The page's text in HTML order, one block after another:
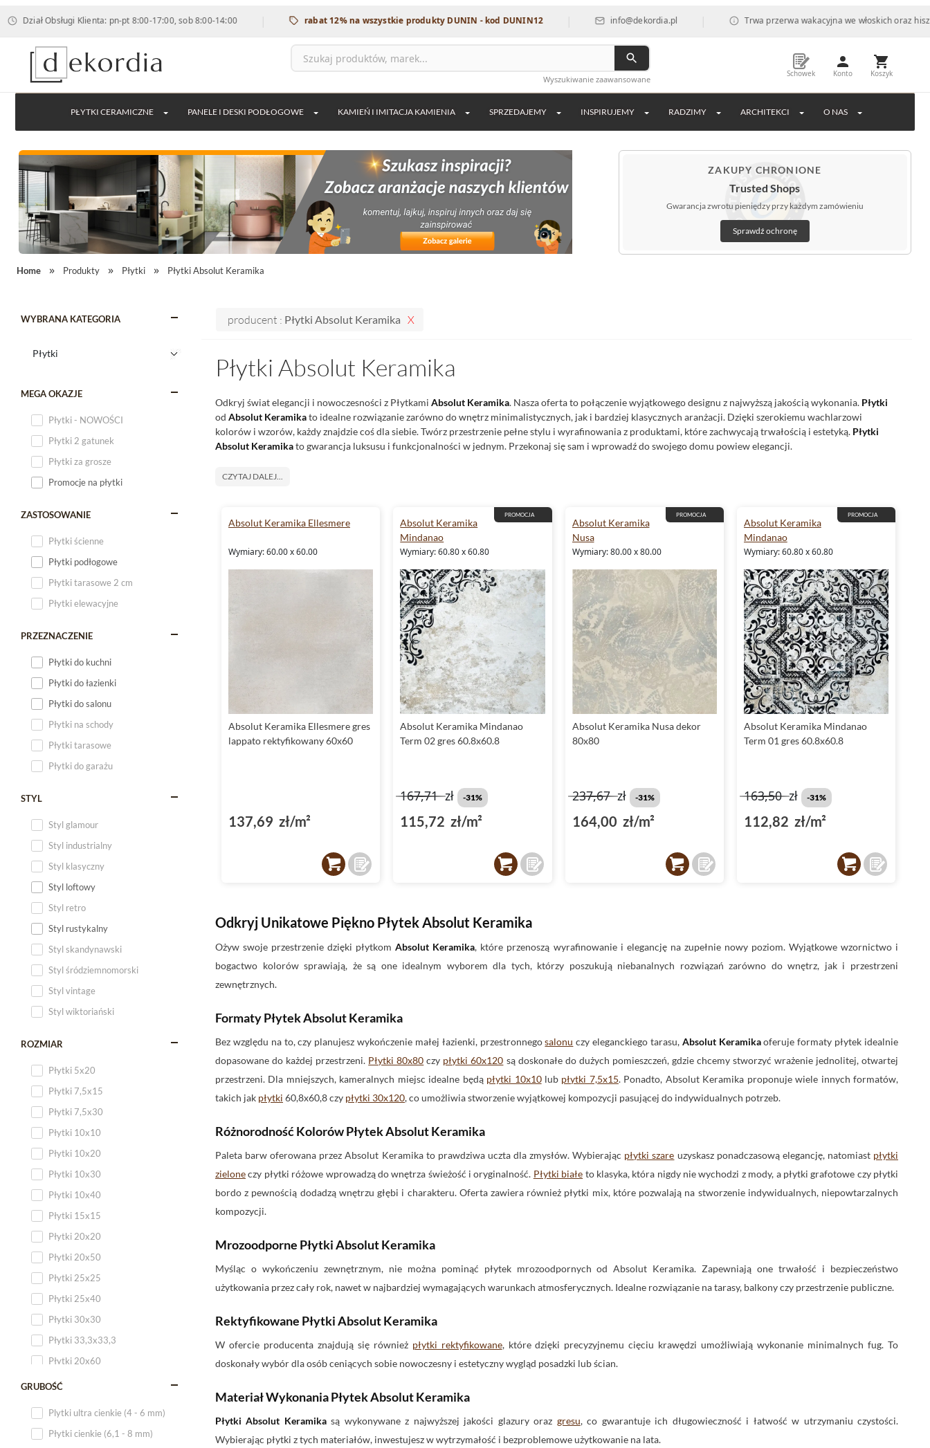
Obsługi Klienta: pn-pt 8:00-17:00, sob 8:00-14:00 | rabat 12% na wszystkie produkty DUNIN - kod DUNIN12 | info@dekordia.pl | Trwa przerwa wakacyjna we włoskich oraz
Wyszukiwanie zaawansowane
Schowek Konto Koszyk
PŁYTKI CERAMICZNE PANELE I DESKI PODŁOGOWE KAMIEŃ I IMITACJA KAMIENIA SPRZEDAJEMY INSPIRUJEMY RADZIMY ARCHITEKCI O NAS
ZAKUPY CHRONIONE
Trusted Shops
Gwarancja zwrotu pieniędzy przy każdym zamówieniu
Sprawdź ochronę
Home Produkty Płytki Płytki Absolut Keramika
WYBRANA KATEGORIA
MEGA OKAZJE
Płytki - NOWOŚCI
Płytki 2 gatunek
Płytki za grosze
Promocje na płytki
ZASTOSOWANIE
Płytki ścienne
Płytki podłogowe
Płytki tarasowe 2 cm
Płytki elewacyjne
PRZEZNACZENIE
Płytki do kuchni
Płytki do łazienki
Płytki do salonu
Płytki na schody
Płytki tarasowe
Płytki do garażu
STYL
Styl glamour
Styl industrialny
Styl klasyczny
Styl loftowy
Styl retro
Styl rustykalny
Styl skandynawski
Styl śródziemnomorski
Styl vintage
Styl wiktoriański
ROZMIAR
Płytki 5x20
Płytki 7,5x15
Płytki 7,5x30
Płytki 10x10
Płytki 10x20
Płytki 10x30
Płytki 10x40
Płytki 15x15
Płytki 20x20
Płytki 20x50
Płytki 25x25
Płytki 25x40
Płytki 30x30
Płytki 33,3x33,3
Płytki 20x60
Płytki 20x120
GRUBOŚĆ
Plytki ultra cienkie (4 - 6 mm)
Płytki cienkie (6,1 - 8 mm)
producent : Płytki Absolut Keramika
Płytki Absolut Keramika
Odkryj świat elegancji i nowoczesności z Płytkami Absolut Keramika. Nasza oferta to połączenie wyjątkowego designu z najwyższą jakością wykonania. Płytki
od Absolut Keramikato idealne rozwiązanie zarówno do wnętrz minimalistycznych, jak i bardziej klasycznych aranżacji. Dzięki szerokiemu wachlarzowi
kolorów i wzorów, każdy znajdzie coś dla siebie. Twórz przestrzenie pełne stylu i wyrafinowania z produktami, które zachwycają trwałością i estetyką. Płytki
Absolut Keramikato gwarancja luksusu i funkcjonalności w jednym. Przekonaj się sam i wprowadź do swojego domu powiew elegancji.
CZYTAJ DALEJ...
Absolut Keramika Ellesmere
Wymiary: 60.00 x 60.00
Absolut Keramika Ellesmere gres
lappato rektyfikowany 60x60
137,69 zł/m²
PROMOCJA
Absolut Keramika
Mindanao
Wymiary: 60.80 x 60.80
Absolut Keramika Mindanao
Term 02 gres 60.8x60.8
167,71zł -31%
115,72 zł/m²
PROMOCJA
Absolut Keramika
Nusa
Wymiary: 80.00 x 80.00
Absolut Keramika Nusa dekor
80x80
237,67zł -31%
164,00 zł/m²
PROMOCJA
Absolut Keramika
Mindanao
Wymiary: 60.80 x 60.80
Absolut Keramika Mindanao
Term 01 gres 60.8x60.8
163,50zł -31%
112,82 zł/m²
Odkryj Unikatowe Piękno Płytek Absolut Keramika
Ożyw swoje przestrzenie dzięki płytkomAbsolut Keramika, które przenoszą wyrafinowanie i elegancję na zupełnie nowy poziom. Wyjątkowe wzornictwo i
bogactwo kolorów sprawiają, że są one idealnym wyborem dla tych, którzy poszukują niebanalnych rozwiązań zarówno do wnętrz, jak i przestrzeni
zewnętrznych.
Formaty Płytek Absolut Keramika
Bez względu na to, czy planujesz wykończenie małej łazienki, przestronnegosalonu czy eleganckiego tarasu, Absolut Keramikaoferuje formaty płytek idealnie
dopasowane do każdej przestrzeni. Płytki 80x80 czy płytki 60x120 są doskonałe do dużych pomieszczeń, gdzie chcemy stworzyć wrażenie jednolitej, otwartej
przestrzeni. Dla mniejszych, kameralnych miejsc idealne będą płytki 10x10lub płytki 7,5x15. Ponadto, Absolut Keramika proponuje wiele innych formatów,
takich jak płytki 60,8x60,8 czy płytki 30x120, co umożliwia stworzenie wyjątkowej kompozycji pasującej do indywidualnych potrzeb.
Różnorodność Kolorów Płytek Absolut Keramika
Paleta barw oferowana przez Absolut Keramika to prawdziwa uczta dla zmysłów. Wybierając płytki szare uzyskasz ponadczasową elegancję, natomiast płytki
zieloneczy płytki różowe wprowadzą do wnętrza świeżość i oryginalność. Płytki białe to klasyka, która nigdy nie wychodzi z mody, a płytki grafotowe czy płytki
bordo z pewnością dodadzą wnętrzu głębi i charakteru. Oferta zawiera również płytki mix, które pozwalają na stworzenie indywidualnych, niepowtarzalnych
kompozycji.
Mrozoodporne Płytki Absolut Keramika
Myśląc o wykończeniu zewnętrznym, nie można pominąć płytek mrozoodpornych od Absolut Keramika. Zapewniają one trwałość i bezpieczeństwo
użytkowania przez cały rok, nawet w najbardziej wymagających warunkach atmosferycznych. Idealne rozwiązanie na tarasy, balkony czy przestrzenie publiczne.
Rektyfikowane Płytki Absolut Keramika
W ofercie producenta znajdują się również płytki rektyfikowane, które dzięki precyzyjnemu cięciu krawędzi umożliwiają wykonanie minimalnych fug. To
doskonały wybór dla osób ceniących sobie nowoczesny i estetyczny wygląd posadzki lub ścian.
Materiał Wykonania Płytek Absolut Keramika
Płytki Absolut Keramikasą wykonywane z najwyższej jakości glazury oraz gresu, co gwarantuje ich długowieczność i łatwość w utrzymaniu czystości.
Wybierając płytki z tych materiałów, inwestujesz w wytrzymałość i bezproblemowe użytkowanie na lata.